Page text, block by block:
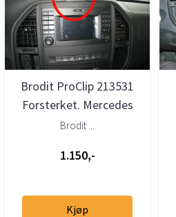
Brodit ProClip 213531
Forsterket. Mercedes
Benz Vito 2015-2023
Brodit ...
1.150,-
Kjøp